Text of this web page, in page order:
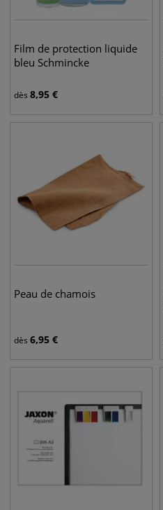
Film de protection liquide
bleu Schmincke
dès 8,95 €
Peau de chamois
dès 6,95 €